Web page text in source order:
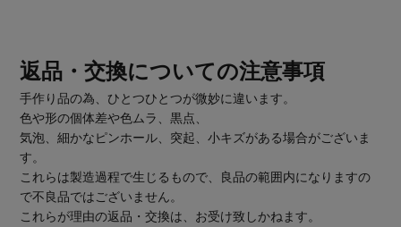
返品・交換についての注意事項
手作り品の為、ひとつひとつが微妙に違います。
色や形の個体差や色ムラ、黒点、
気泡、細かなピンホール、突起、小キズがある場合がございま
す。
これらは製造過程で生じるもので、良品の範囲内になりますの
で不良品ではございません。
これらが理由の返品・交換は、お受け致しかねます。